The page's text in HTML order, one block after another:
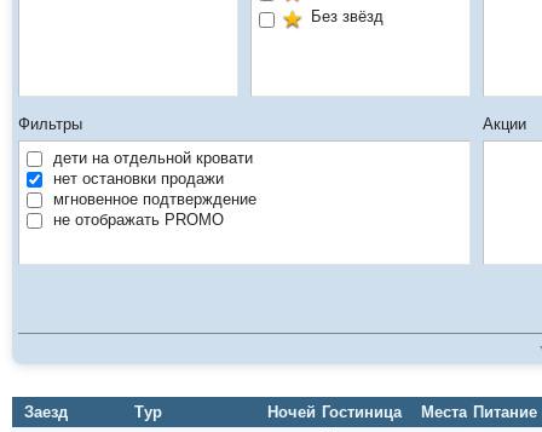
Без звёзд
Фильтры
дети на отдельной кровати
нет остановки продажи
мгновенное подтверждение
не отображать PROMO
Акции
Заезд Тур Ночей Гостиница Места Питание